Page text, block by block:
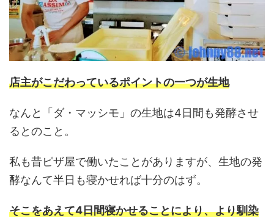
店主がこだわっているポイントの一つが生地
なんと「ダ・マッシモ」の生地は4日間も発酵させ
るとのこと。
私も昔ピザ屋で働いたことがありますが、生地の発
酵なんて半日も寝かせれば十分のはず。
そこをあえて4日間寝かせることにより、より馴染